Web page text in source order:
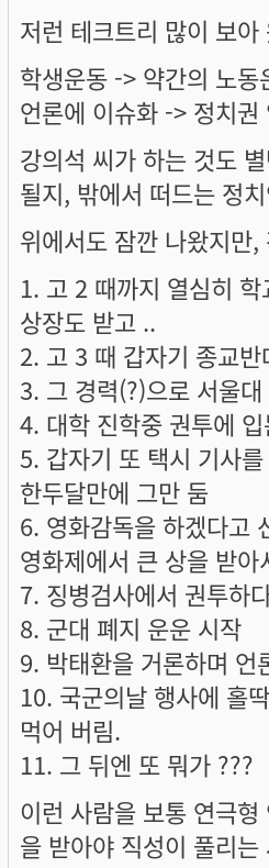
저런 테크트리 많이 보아
학생운동 -> 약간의 노
언론에 이슈화 -> 정치권
강의석 씨가 하는 것도
될지, 밖에서 떠드는 정
위에서도 잠깐 나왔지만
1. 고 2 때까지 열심히
상장도 받고 ..
2. 고 3 때 갑자기 종교
3. 그 경력(?)으로 서울
4. 대학 진학중 권투에
5. 갑자기 또 택시 기사
한두달만에 그만 둠
6. 영화감독을 하겠다고
영화제에서 큰 상을 받
7. 징병검사에서 권투하
8. 군대 폐지 운운 시작
9. 박태환을 거론하며 언
10. 국군의날 행사에 홀
먹어 버림.
11. 그 뒤엔 또 뭐가 ???
이런 사람을 보통 연극
을 받아야 직성이 풀리는